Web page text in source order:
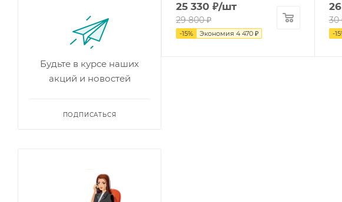
25 330 ₽/шт
29 800₽
-15% Экономия 4 470 ₽
30
-15
Будьте в курсе наших
акций и новостей
ПОДПИСАТЬСЯ